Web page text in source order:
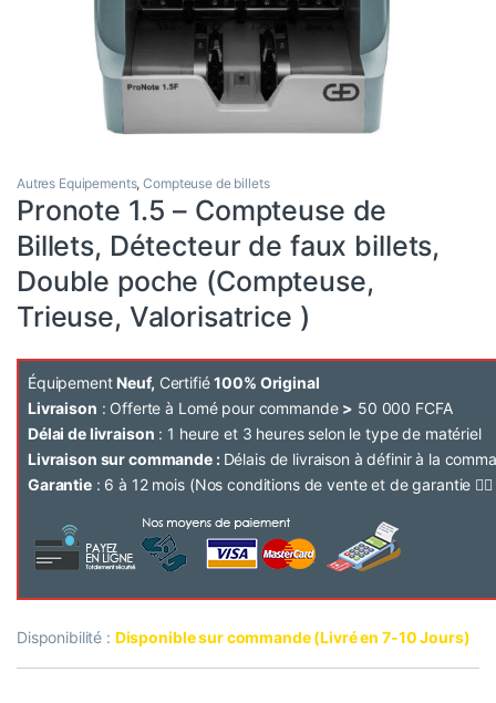
Autres Equipements,Compteuse de billets
Pronote 1.5 – Compteuse de
Billets, Détecteur de faux billets,
Double poche (Compteuse,
Trieuse, Valorisatrice )
Équipement Neuf, Certifié100% Original
Livraison : Offerte à Lomé pour commande > 50 000 FCFA
Délai de livraison : 1 heure et 3 heures selon le type de matériel
Livraison sur commande : Délais de livraison à définir à la
Garantie: 6 à 12 mois (Nos conditions de vente et de garantie 👉🏽
Disponibilité : Disponible sur commande (Livré en 7-10 Jours)